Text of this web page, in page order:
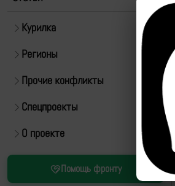
Курилка
Регионы
Прочие конфликты
Спецпроекты
О проекте
Помощь фронту